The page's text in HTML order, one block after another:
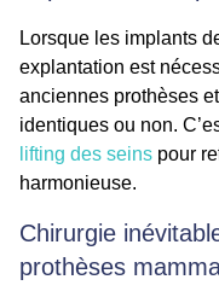
Lorsque les implants
explantation est
anciennes prothèses
identiques ou non.
lifting des seins pour
harmonieuse.
Chirurgie
prothèses